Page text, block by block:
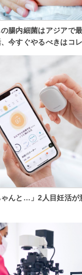
の腸内細菌はアジアで
今すぐやるべきはコレ
ゃんと…」2人目妊活